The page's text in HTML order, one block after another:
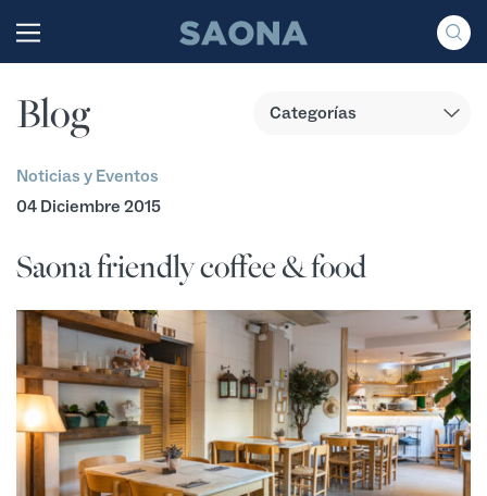
Grupo Saona
Blog
Noticias y Eventos
04 Diciembre 2015
Saona friendly coffee & food